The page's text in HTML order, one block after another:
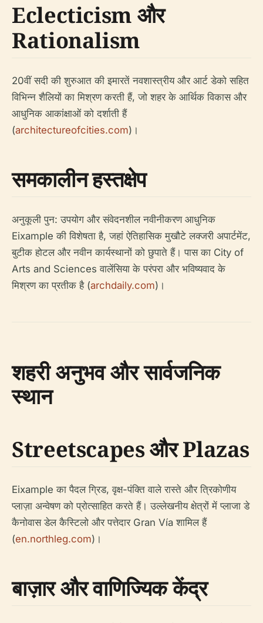
Eclecticism और
Rationalism
20वीं सदी की शुरुआत की इमारतें नवशास्त्रीय और आर्ट डेको सहित
विभिन्न शैलियों का मिश्रण करती हैं, जो शहर के आर्थिक विकास और
आधुनिक आकांक्षाओं को दर्शाती हैं
(architectureofcities.com)।
समकालीन हस्तक्षेप
अनुकूली पुन: उपयोग और संवेदनशील नवीनीकरण आधुनिक
Eixample की विशेषता है, जहां ऐतिहासिक मुखौटे लक्जरी अपार्टमेंट,
बुटीक होटल और नवीन कार्यस्थानों को छुपाते हैं। पास का City of
Arts and Sciences वालेंसिया के परंपरा और भविष्यवाद के
मिश्रण का प्रतीक है (archdaily.com)।
शहरी अनुभव और सार्वजनिक
स्थान
Streetscapes और Plazas
Eixample का पैदल ग्रिड, वृक्ष-पंक्ति वाले रास्ते और त्रिकोणीय
प्लाज़ा अन्वेषण को प्रोत्साहित करते हैं। उल्लेखनीय क्षेत्रों में प्लाजा डे
कैनोवास डेल कैस्टिलो और पत्तेदार Gran Vía शामिल हैं
(en.northleg.com)।
बाज़ार और वाणिज्यिक केंद्र